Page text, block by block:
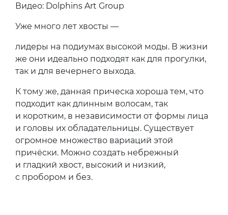
Видео: Dolphins Art Group
Уже много лет хвосты —
лидеры на подиумах высокой моды. В жизни
же они идеально подходят как для прогулки,
так и для вечернего выхода.
К тому же, данная прическа хороша тем, что
подходит как длинным волосам, так
и коротким, в независимости от формы лица
и головы их обладательницы. Существует
огромное множество вариаций этой
причёски. Можно создать небрежный
и гладкий хвост, высокий и низкий,
с пробором и без.